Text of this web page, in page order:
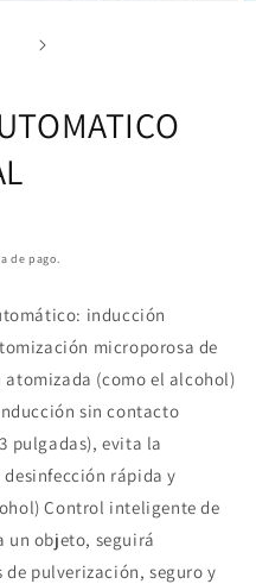
de pago.
inducción
microporosa de
(como el alcohol)
sin contacto
pulgadas), evita la
rápida y
Control inteligente de
un objeto, seguirá
pulverización, seguro y